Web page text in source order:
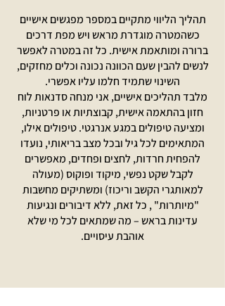
תהליך הליווי מתקיים במספר מפגשים אישיים
כשהמטרה מוגדרת מראש ויש מפת דרכים
ברורה ומותאמת אישית. כל זה במטרה לאפשר
לנשים להבין שעם הכוונה נכונה וכלים מחזקים,
השינוי שתמיד חלמו עליו אפשרי.
מלבד תהליכים אישיים, אני מנחה סדנאות לוח
חזון בהתאמה אישית, קבוצתיות או פרטניות,
ומציעה טיפולים במגע אנרגטי. טיפולים אילו,
המתאימים לכל גיל ובכל מצב בריאותי, נועדו
להפחית חרדות, לחצים ופחדים, מאפשרים
לקבל שקט נפשי, מיקוד ופוקוס (מעולה
למאותגרי הקשב וריכוז) ומשתיקים מחשבות
"מיותרות" , כל זאת, ללא דיבורים ונגיעות
עדינות בראש – מה שמתאים לכל מי שלא
אוהבת עיסויים.